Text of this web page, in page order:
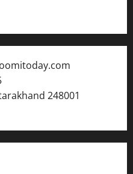
248001